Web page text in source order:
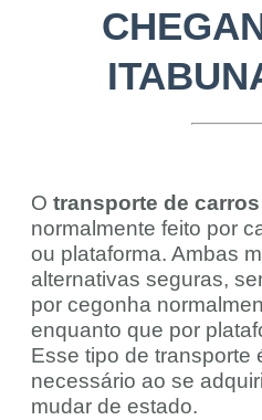
O transporte de
normalmente feito por
ou plataforma. Ambas
alternativas seguras,
por cegonha
enquanto que por
Esse tipo de transporte
necessário ao se
mudar de estado.